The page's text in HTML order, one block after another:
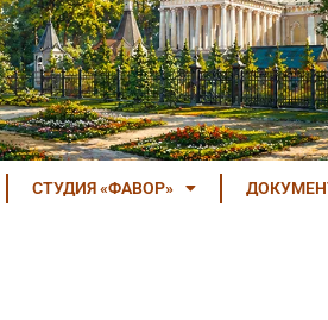
СТУДИЯ «ФАВОР»